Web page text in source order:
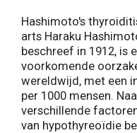
Hashimoto's
arts Haraku
beschreef in 1912, is
voorkomende
wereldwijd, met een
per 1000 mensen.
verschillende
van hypothyreoïdie